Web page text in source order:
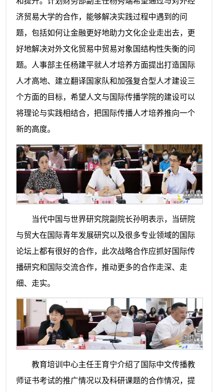
济贸易大学的合作，能够解决实践过程中遇到的问
题，包括如何让金融更好地助力文化企业走出去，更
好地解决对外文化贸易中贸易对象国结构性失衡的问
题。
人事部主任杨建平就人才培养方面提出打造国际
人才高地、建立翻译国家队和加强复合型人才建设三
个方面的目标，希望人文与国际传播学院的建设可以
将理论与实践相结合，把国际传播人才培养推向一个
新的高度。
当代中国与世界研究院副院长孙明表示，当研院
与贸大在国际青年发展研究以及很多专业领域的国际
论坛上都有很好的合作，此次战略合作应抓好国际传
播研究和国际交流合作，推动更多的合作走深、走
细、走实。
教育培训中心主任王育宁介绍了国际中文传播教
师证书考试的推广情况以及科研课题的合作情况，提